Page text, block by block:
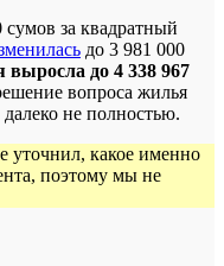
за квадратный
до 3 981 000
выросла до 4 338 967
вопроса жилья
не полностью.
уточнил, какое именно
поэтому мы не